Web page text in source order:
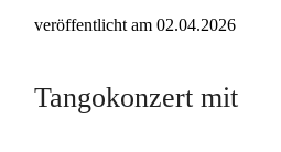
veröffentlicht am 02.04.2026
Tangokonzert mit